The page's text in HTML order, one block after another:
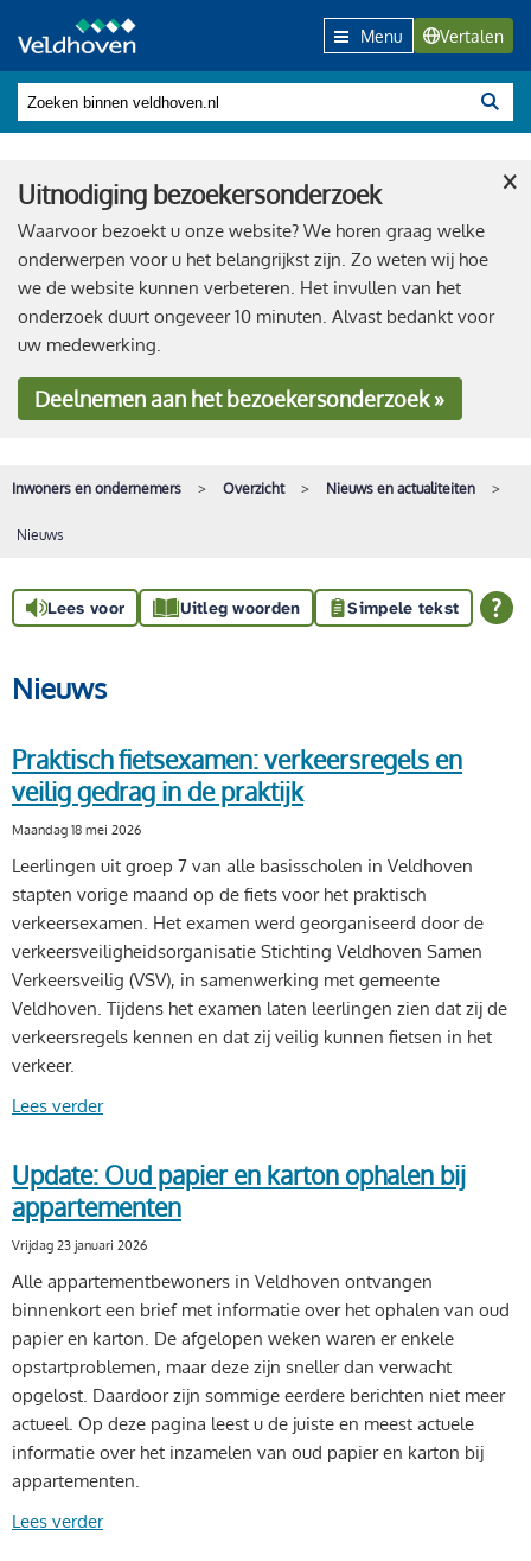
Menu Vertalen
Uitnodiging bezoekersonderzoek
Waarvoor bezoekt u onze website? We horen graag welke
onderwerpen voor u het belangrijkst zijn. Zo weten wij hoe
we de website kunnen verbeteren. Het invullen van het
onderzoek duurt ongeveer 10 minuten. Alvast bedankt voor
uw medewerking.
Deelnemenaan het bezoekersonderzoek »
×
Inwoners en ondernemers Overzicht Nieuws en actualiteiten
Nieuws
Lees voor Uitleg woorden Simpele tekst
Nieuws
Praktisch fietsexamen: verkeersregels en
veilig gedrag in de praktijk
Maandag 18 mei 2026
Leerlingen uit groep 7 van alle basisscholen in Veldhoven
stapten vorige maand op de fiets voor het praktisch
verkeersexamen. Het examen werd georganiseerd door de
verkeersveiligheidsorganisatie Stichting Veldhoven Samen
Verkeersveilig (VSV), in samenwerking met gemeente
Veldhoven. Tijdens het examen laten leerlingen zien dat zij de
verkeersregels kennen en dat zij veilig kunnen fietsen in het
verkeer.
Lees verder
Update: Oud papier en karton ophalen bij
appartementen
Vrijdag 23 januari 2026
Alle appartementbewoners in Veldhoven ontvangen
binnenkort een brief met informatie over het ophalen van oud
papier en karton. De afgelopen weken waren er enkele
opstartproblemen, maar deze zijn sneller dan verwacht
opgelost. Daardoor zijn sommige eerdere berichten niet meer
actueel. Op deze pagina leest u de juiste en meest actuele
informatie over het inzamelen van oud papier en karton bij
appartementen.
Lees verder